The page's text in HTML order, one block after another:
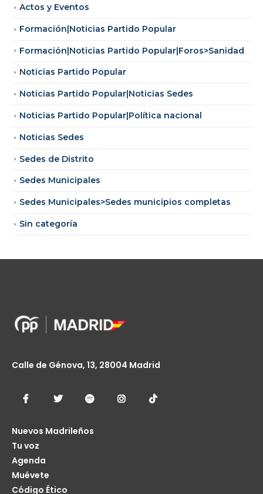
Actos y Eventos
Formación|Noticias Partido Popular
Formación|Noticias Partido Popular|Foros>Sanidad
Noticias Partido Popular
Noticias Partido Popular|Noticias Sedes
Noticias Partido Popular|Política nacional
Noticias Sedes
Sedes de Distrito
Sedes Municipales
Sedes Municipales>Sedes municipios completas
Sin categoría
Calle de Génova, 13, 28004 Madrid
Nuevos Madrileños
Tu voz
Agenda
Muévete
Código Ético